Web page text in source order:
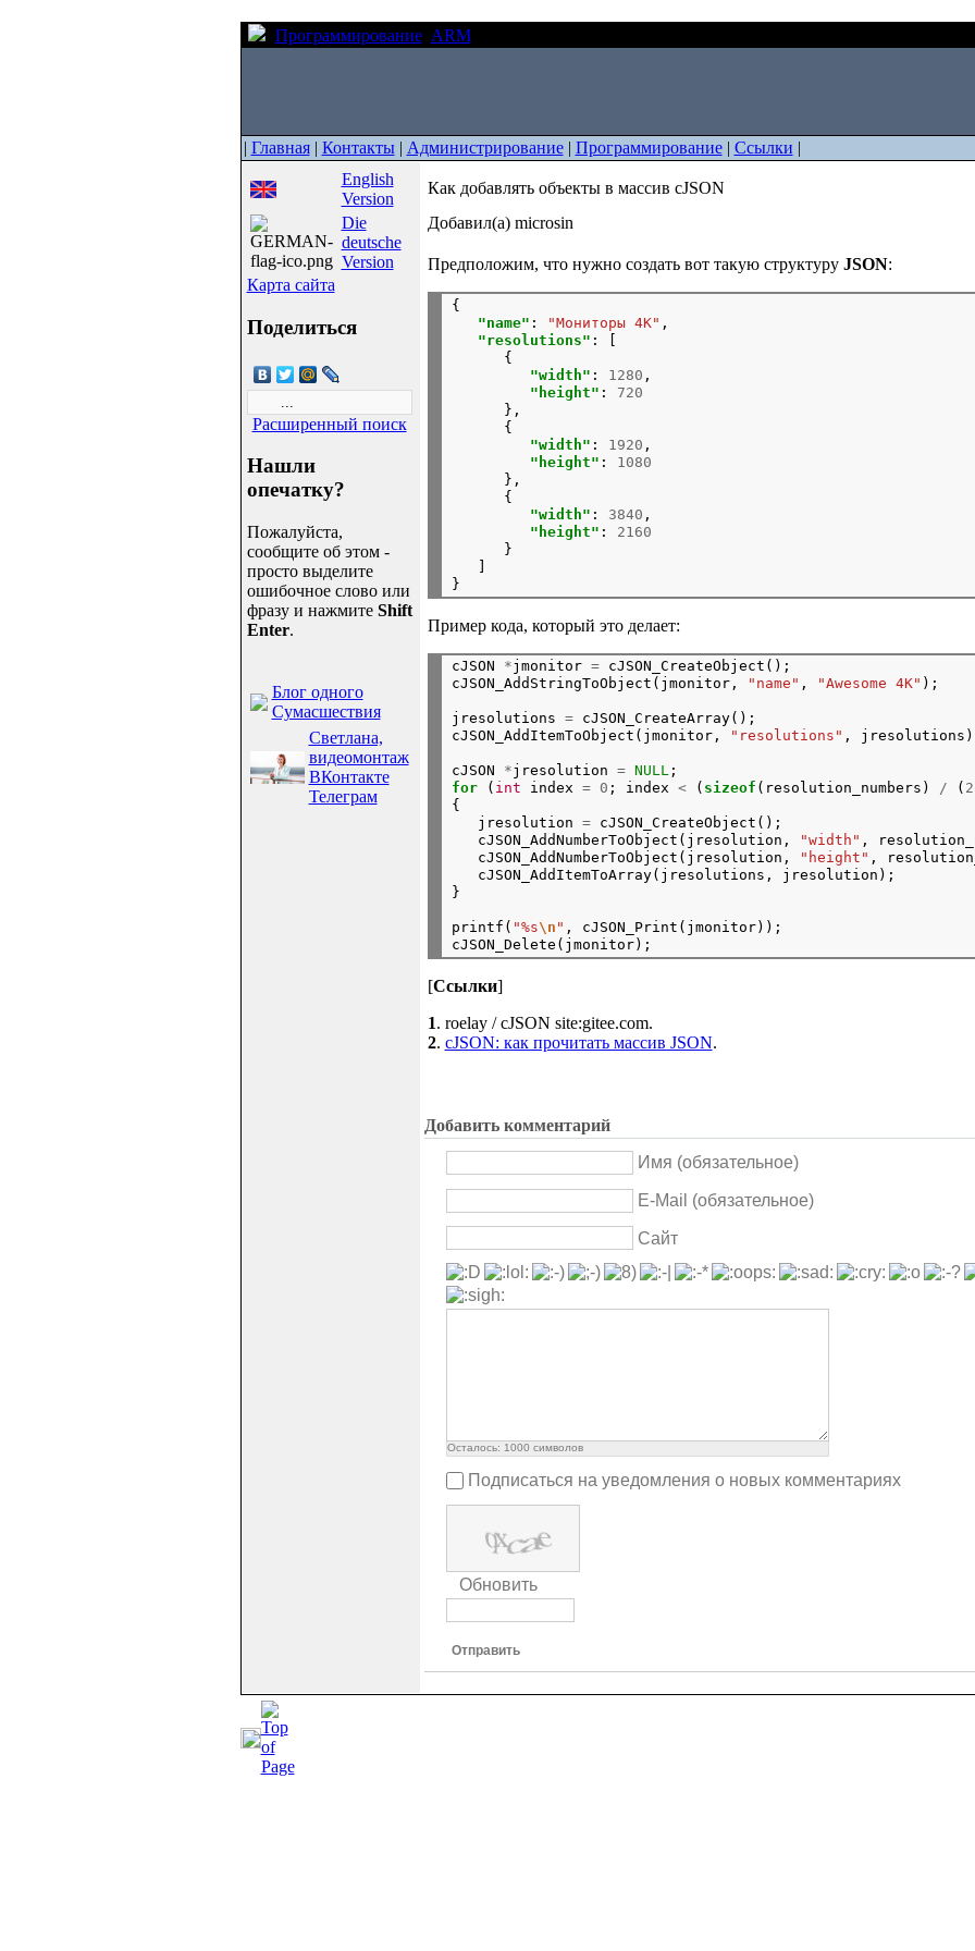
Программирование ARM
| Главная| Контакты| Администрирование| Программирование| Ссылки |
English
Version
Die
deutsche
Version
Карта сайта
Поделиться
Расширенный поиск
Нашли
опечатку?
Пожалуйста,
сообщите об этом -
просто выделите
ошибочное слово или
фразу и нажмите Shift
Enter.
Блог одного
Сумасшествия
Светлана,
видеомонтаж
ВКонтакте
Телеграм
Как добавлять объекты в массив cJSON
Добавил(а) microsin
Предположим, что нужно создать вот такую структуру JSON:
{
"name" : "Мониторы 4K" ,
"resolutions" : [
      {
"width" : 1280 ,
"height" : 720
      },
      {
"width" : 1920 ,
"height" : 1080
      },
      {
"width" : 3840 ,
"height" : 2160
      }
Пример кода, который это делает:
cJSON *jmonitor = cJSON_CreateObject();
cJSON_AddStringToObject(jmonitor,
"name" , "Awesome 4K"
jresolutions = cJSON_CreateArray();
cJSON_AddItemToObject(jmonitor,
"resolutions"
cJSON *jresolution = NULL;
for ( int index = 0 ; index < ( sizeof (resolution_numbers) / ( 2
{
   jresolution
= cJSON_CreateObject();
   cJSON_AddNumberToObject(jresolution,
"width" ,
   cJSON_AddNumberToObject(jresolution,
"height" ,
   cJSON_AddItemToArray(jresolutions, jresolution);
printf( "%s\n " , cJSON_Print(jmonitor));
[Ссылки]
1. roelay / cJSON site:gitee.com.
2. cJSON: как прочитать массив JSON.
Добавить комментарий
Имя (обязательное)
E-Mail (обязательное)
Сайт
Осталось: 1000 символов
Подписаться на уведомления о новых комментариях
Обновить
Отправить